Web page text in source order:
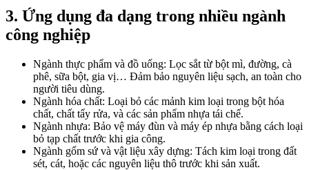
3. Ứng dụng đa dạng trong nhiều ngành
công nghiệp
Ngành thực phẩm và đồ uống: Lọc sắt từ bột mì, đường, cà
phê, sữa bột, gia vị… Đảm bảo nguyên liệu sạch, an toàn cho
người tiêu dùng.
Ngành hóa chất: Loại bỏ các mảnh kim loại trong bột hóa
chất, chất tẩy rửa, và các sản phẩm nhựa tái chế.
Ngành nhựa: Bảo vệ máy đùn và máy ép nhựa bằng cách loại
bỏ tạp chất trước khi gia công.
Ngành gốm sứ và vật liệu xây dựng: Tách kim loại trong đất
sét, cát, hoặc các nguyên liệu thô trước khi sản xuất.